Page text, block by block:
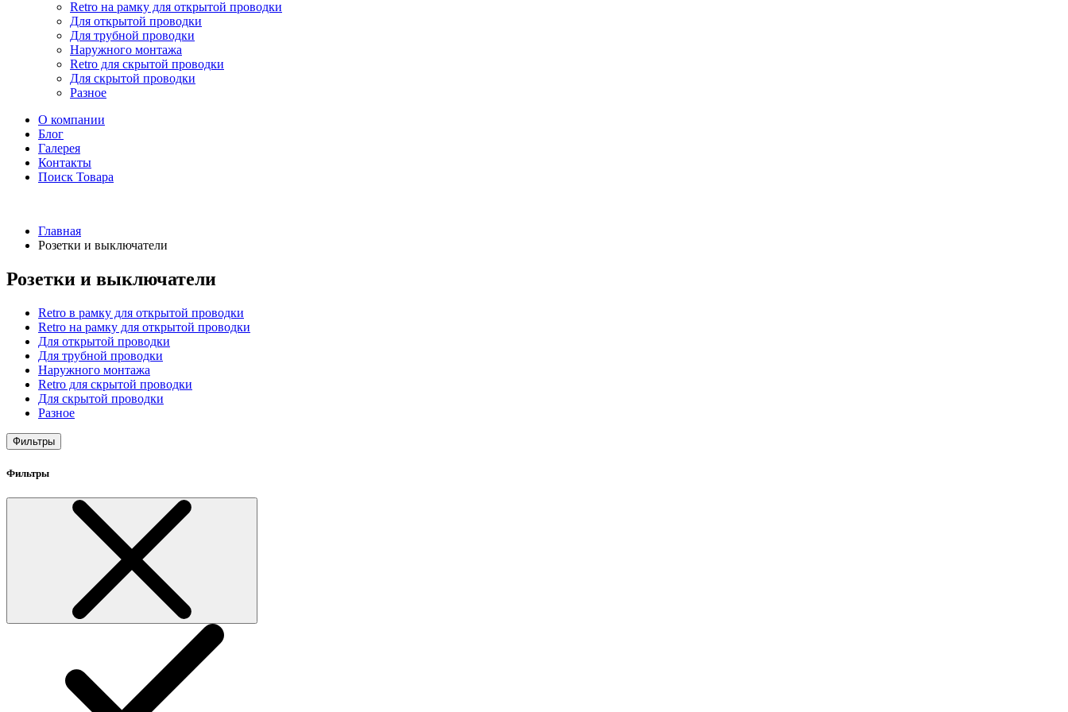
Retro на рамку для открытой проводки
Для открытой проводки
Для трубной проводки
Наружного монтажа
Retro для скрытой проводки
Для скрытой проводки
Разное
О компании
Блог
Галерея
Контакты
Поиск Товара
Главная
Розетки и выключатели
Розетки и выключатели
Retro в рамку для открытой проводки
Retro на рамку для открытой проводки
Для открытой проводки
Для трубной проводки
Наружного монтажа
Retro для скрытой проводки
Для скрытой проводки
Разное
Фильтры
Фильтры